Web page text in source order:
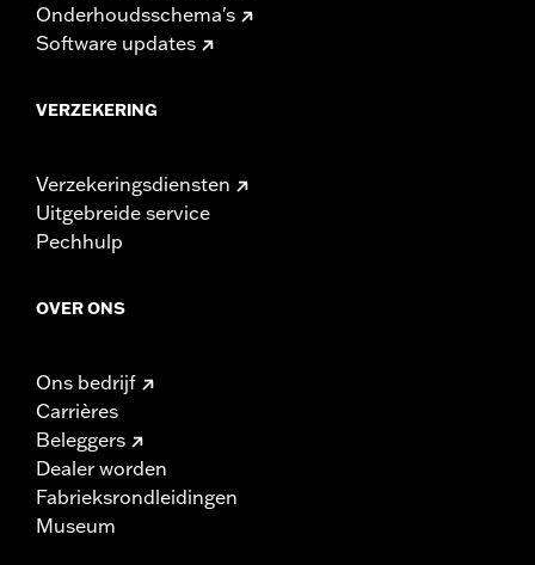
Onderhoudsschema's
Software updates
VERZEKERING
Verzekeringsdiensten
Uitgebreide service
Pechhulp
OVER ONS
Ons bedrijf
Carrières
Beleggers
Dealer worden
Fabrieksrondleidingen
Museum